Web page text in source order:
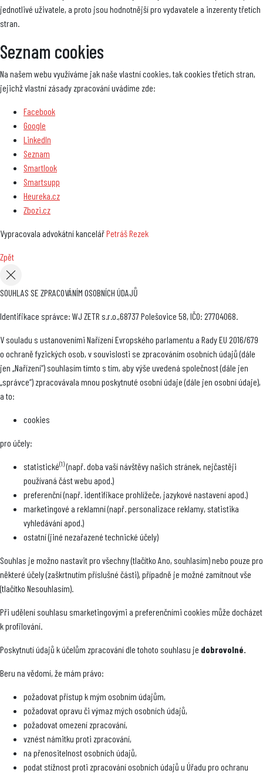
jednotlivé uživatele, a proto jsou hodnotnější pro vydavatele a inzerenty třetích
stran.
Seznam cookies
Na našem webu využíváme jak naše vlastní cookies, tak cookies třetích stran,
jejichž vlastní zásady zpracování uvádíme zde:
Facebook
Google
LinkedIn
Seznam
Smartlook
Smartsupp
Heureka.cz
Zbozi.cz
Vypracovala advokátní kancelářPetráš Rezek
Zpět
SOUHLAS SE ZPRACOVÁNÍM OSOBNÍCH ÚDAJŮ
Identifikace správce: WJ ZETR s.r.o.,68737 Polešovice 58, IČO: 27704068.
V souladu s ustanoveními Nařízení Evropského parlamentu a Rady EU 2016/679
o ochraně fyzických osob, v souvislosti se zpracováním osobních údajů (dále
jen „Nařízení“) souhlasím tímto s tím, aby výše uvedená společnost (dále jen
„správce“) zpracovávala mnou poskytnuté osobní údaje (dále jen osobní údaje),
a to:
cookies
pro účely:
statistické(1)(např. doba vaší návštěvy našich stránek, nejčastěji
používaná část webu apod.)
preferenční (např. identifikace prohlížeče, jazykové nastavení apod.)
marketingové a reklamní (např. personalizace reklamy, statistika
vyhledávání apod.)
ostatní (jiné nezařazené technické účely)
Souhlas je možno nastavit pro všechny (tlačítko Ano, souhlasím) nebo pouze pro
některé účely (zaškrtnutím příslušné části), případně je možné zamítnout vše
(tlačítko Nesouhlasím).
Při udělení souhlasu smarketingovými a preferenčními cookies může docházet
k profilování.
Poskytnutí údajů k účelům zpracování dle tohoto souhlasu je dobrovolné.
Beru na vědomí, že mám právo:
požadovat přístup k mým osobním údajům,
požadovat opravu či výmaz mých osobních údajů,
požadovat omezení zpracování,
vznést námitku proti zpracování,
na přenositelnost osobních údajů,
podat stížnost proti zpracování osobních údajů u Úřadu pro ochranu